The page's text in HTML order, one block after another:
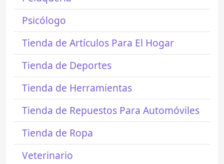
Psicólogo
Tienda de Artículos Para El Hogar
Tienda de Deportes
Tienda de Herramientas
Tienda de Repuestos Para Automóviles
Tienda de Ropa
Veterinario